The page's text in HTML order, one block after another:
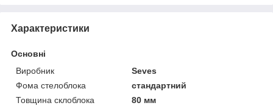
Характеристики
Основні
Виробник
Seves
Фома стелоблока
стандартний
Товщина склоблока
80 мм